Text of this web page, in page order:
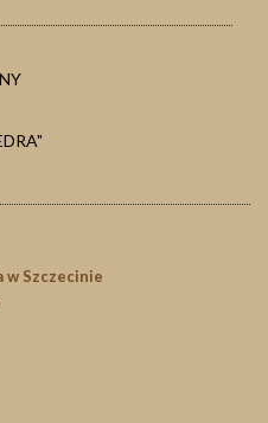
w Szczecinie